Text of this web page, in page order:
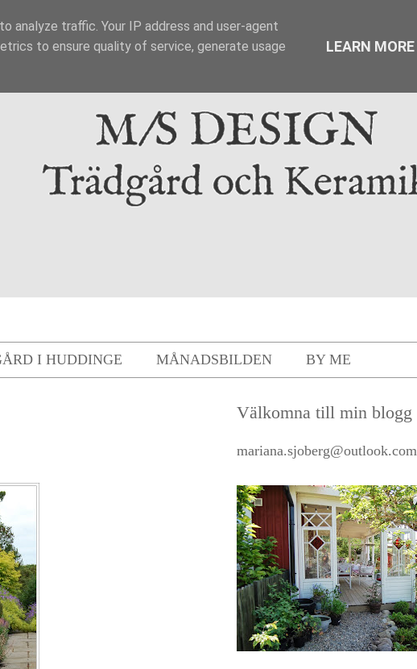
I HUDDINGE MÅNADSBILDEN BY ME
Välkomna till min blogg
mariana.sjoberg@outlook.com
analyze traffic. Your IP address and user-agent
to ensure quality of service, generate usage
LEARN MORE